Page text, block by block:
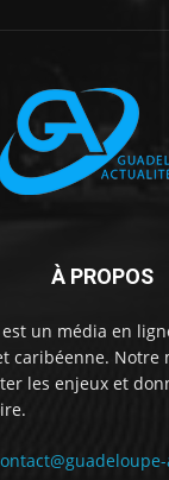
À PROPOS
un média en
caribéenne. Notre
les enjeux et